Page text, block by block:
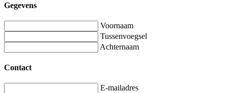
Gegevens
Voornaam
Tussenvoegsel
Achternaam
Contact
E-mailadres